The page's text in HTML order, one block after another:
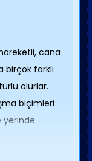
cana
birçok farklı
olurlar.
biçimleri
yerinde
zaman bir